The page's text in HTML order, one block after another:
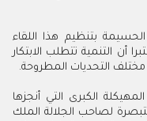
بتنظيم هذا اللقاء
أن التنمية تتطلب الابتكار
مختلف التحديات المطروحة.
الكبرى التي أنجزها
لصاحب الجلالة الملك